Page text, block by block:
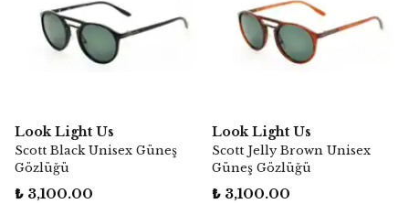
Look Light Us
Scott Black Unisex Güneş
Gözlüğü
₺ 3,100.00
Look Light Us
Scott Jelly Brown Unisex
Güneş Gözlüğü
₺ 3,100.00